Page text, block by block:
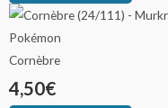
Cornèbre
4,50€